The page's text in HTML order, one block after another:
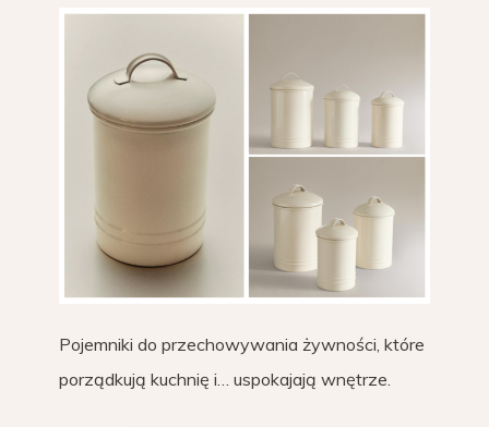
Pojemniki do przechowywania żywności, które
porządkują kuchnię i… uspokajają wnętrze.